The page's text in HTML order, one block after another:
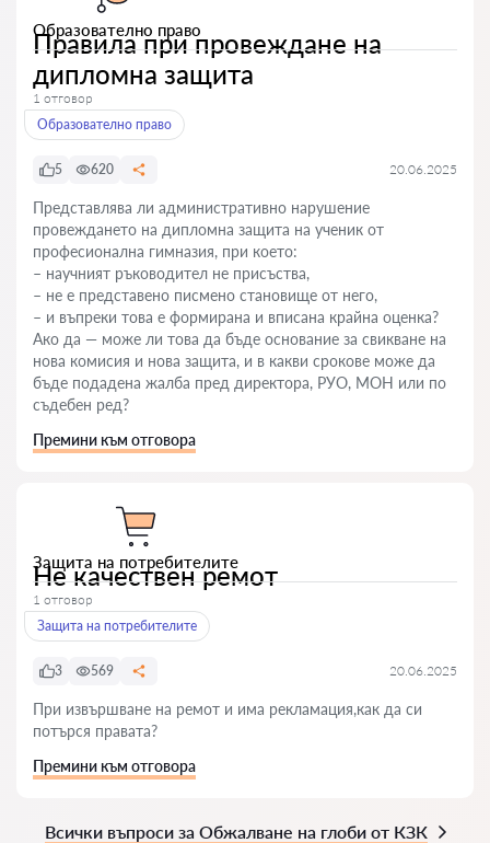
Образователно право
Правила при провеждане на
дипломна защита
1 отговор
Образователно право
5 620 20.06.2025
Представлява ли административно нарушение
провеждането на дипломна защита на ученик от
професионална гимназия, при което:
– научният ръководител не присъства,
– не е представено писмено становище от него,
– и въпреки това е формирана и вписана крайна оценка?
Ако да — може ли това да бъде основание за свикване на
нова комисия и нова защита, и в какви срокове може да
бъде подадена жалба пред директора, РУО, МОН или по
съдебен ред?
Премини към отговора
Защита на потребителите
Не качествен ремот
1 отговор
Защита на потребителите
3 569 20.06.2025
При извършване на ремот и има рекламация,как да си
потърся правата?
Премини към отговора
Всички въпроси за Обжалване на глоби от КЗК